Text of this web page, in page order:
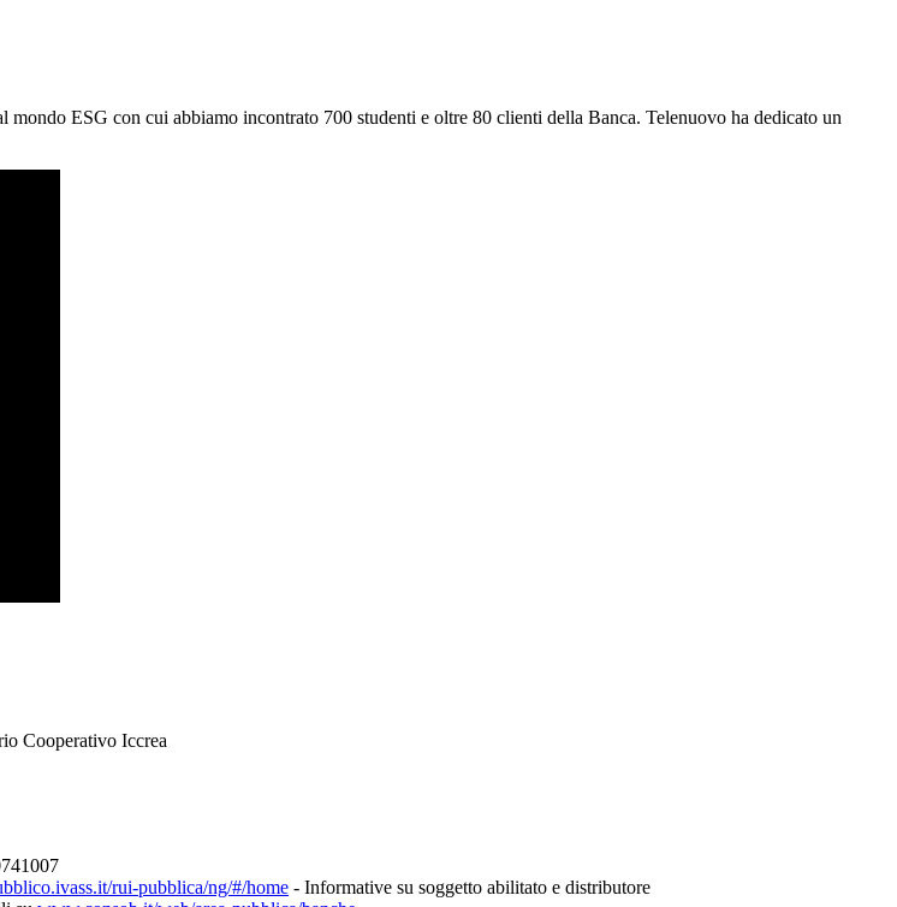
ESG con cui abbiamo incontrato 700 studenti e oltre 80 clienti della Banca. Telenuovo ha dedicato un
Cooperativo Iccrea
rui-pubblica/ng/#/home - Informative su soggetto abilitato e distributore